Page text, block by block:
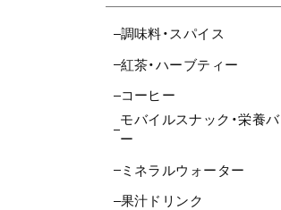
調味料・スパイス
紅茶・ハーブティー
コーヒー
モバイルスナック・栄養バ
ー
ミネラルウォーター
果汁ドリンク